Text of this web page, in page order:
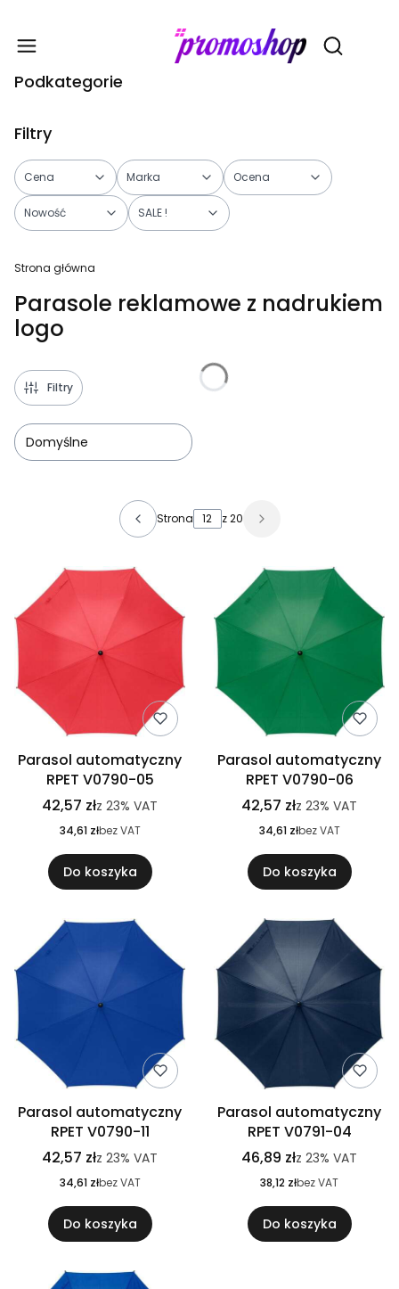
Otwórz
Podkategorie
Filtry
Cena Marka Ocena
Nowość SALE !
Strona główna
Parasole reklamowe z nadrukiem
logo
Filtry
Domyślne
Lista produktów
Strona z 20
Parasol automatyczny
RPET V0790-05
42,57 złz 23% VAT
34,61 złbez VAT
Do koszyka
Parasol automatyczny
RPET V0790-06
42,57 złz 23% VAT
34,61 złbez VAT
Do koszyka
Parasol automatyczny
RPET V0790-11
42,57 złz 23% VAT
34,61 złbez VAT
Do koszyka
Parasol automatyczny
RPET V0791-04
46,89 złz 23% VAT
38,12 złbez VAT
Do koszyka